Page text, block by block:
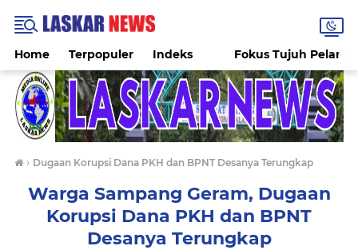
Home Terpopuler Indeks Fokus Tujuh
› Dugaan Korupsi Dana PKH dan BPNT Desanya Terungkap
Warga Sampang Geram, Dugaan
Korupsi Dana PKH dan BPNT
Desanya Terungkap